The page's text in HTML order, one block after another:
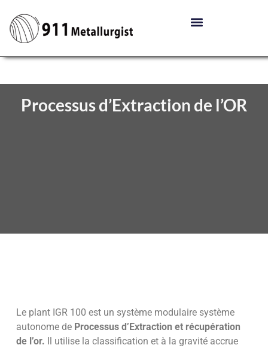
Processus d’Extraction de l’OR
Le plant IGR 100 est un système modulaire système
autonome de Processus d’Extraction et récupération
de l’or. Il utilise la classification et à la gravité accrue